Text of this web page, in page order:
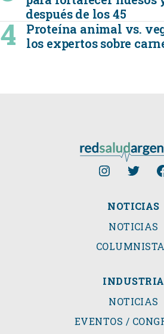
después de los 45
Proteína animal vs.
los expertos sobre
NOTICIAS
NOTICIAS
INDUSTRIA
NOTICIAS
EVENTOS /